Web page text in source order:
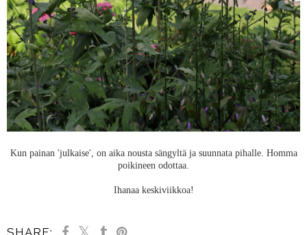
Kun painan 'julkaise', on aika nousta sängyltä ja suunnata pihalle. Homma
poikineen odottaa.
Ihanaa keskiviikkoa!
SHARE: